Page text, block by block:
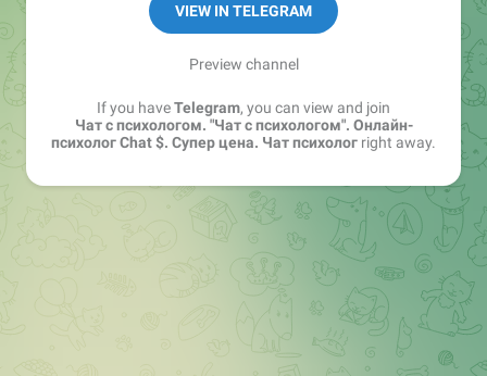
VIEW IN TELEGRAM
Preview channel
If you haveTelegram, you can view and join
Чат с психологом. "Чат с психологом". Онлайн-
психолог Chat $. Супер цена. Чат психолог right away.